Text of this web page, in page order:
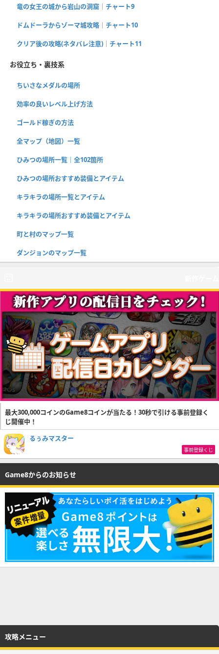
竜の女王の城から岩山の洞窟｜チャート9
ドムドーラからゾーマ城攻略｜チャート10
クリア後の攻略(ネタバレ注意)｜チャート11
お役立ち・裏技系
ちいさなメダルの場所
効率の良いレベル上げ方法
ゴールド稼ぎの方法
全マップ（地図）一覧
ひみつの場所一覧｜全102箇所
ひみつの場所おすすめ装備とアイテム
キラキラの場所一覧とアイテム
キラキラの場所おすすめ装備とアイテム
町と村のマップ一覧
ダンジョンのマップ一覧
最大300,000コインのGame8コインが当たる！30秒で引ける事前登録く
じ開催中！
るぅみマスター
事前登録くじ
Game8からのお知らせ
攻略メニュー